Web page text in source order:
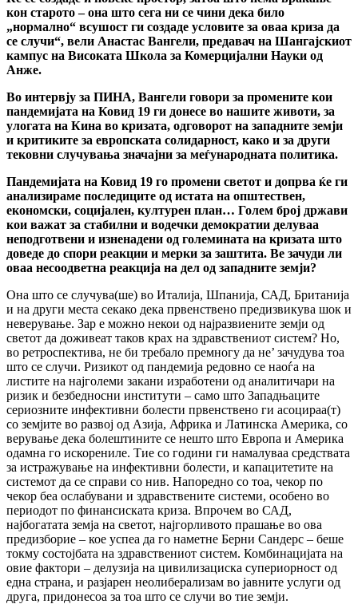
кон старото – она што сега ни се чини дека било
„нормално“ всушост ги создаде условите за оваа криза да
се случи“, вели Анастас Вангели, предавач на Шангајскиот
кампус на Високата Школа за Комерцијални Науки од
Анже.
Во интервју за ПИНА, Вангели говори за промените кои
пандемијата на Ковид 19 ги донесе во нашите животи, за
улогата на Кина во кризата, одговорот на западните земји
и критиките за европската солидарност, како и за други
тековни случувања значајни за меѓународната политика.
Пандемијата на Ковид 19 го промени светот и допрва ќе ги
анализираме последиците од истата на општествен,
економски, социјален, културен план… Голем број држави
кои важат за стабилни и водечки демократии делуваа
неподготвени и изненадени од големината на кризата што
доведе до спори реакции и мерки за заштита. Ве зачуди ли
оваа несоодветна реакција на дел од западните земји?
Она што се случува(ше) во Италија, Шпанија, САД, Британија
и на други места секако дека првенствено предизвикува шок и
неверување. Зар е можно некои од најразвиените земји од
светот да доживеат таков крах на здравствениот систем? Но,
во ретроспектива, не би требало премногу да не’ зачудува тоа
што се случи. Ризикот од пандемија редовно се наоѓа на
листите на најголеми закани изработени од аналитичари на
ризик и безбедносни институти – само што Западњаците
сериозните инфективни болести првенствено ги асоцираа(т)
со земјите во развој од Азија, Африка и Латинска Америка, со
верување дека болештините се нешто што Европа и Америка
одамна го искорениле. Тие со години ги намалуваа средствата
за истражување на инфективни болести, и капацитетите на
системот да се справи со нив. Напоредно со тоа, чекор по
чекор беа ослабувани и здравствените системи, особено во
периодот по финансиската криза. Впрочем во САД,
најбогатата земја на светот, најгорливото прашање во ова
предизборие – кое успеа да го наметне Берни Сандерс – беше
токму состојбата на здравствениот систем. Комбинацијата на
овие фактори – делузија на цивилизациска супериорност од
една страна, и разјарен неолиберализам во јавните услуги од
друга, придонесоа за тоа што се случи во тие земји.